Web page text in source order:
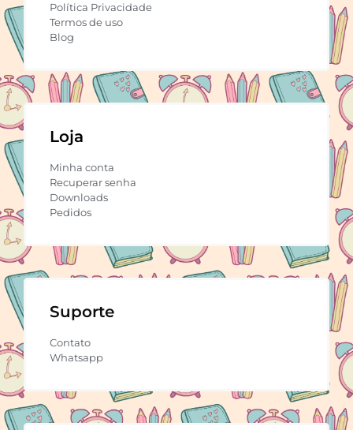
Política Privacidade
Termos de uso
Blog
Loja
Minha conta
Recuperar senha
Downloads
Pedidos
Suporte
Contato
Whatsapp